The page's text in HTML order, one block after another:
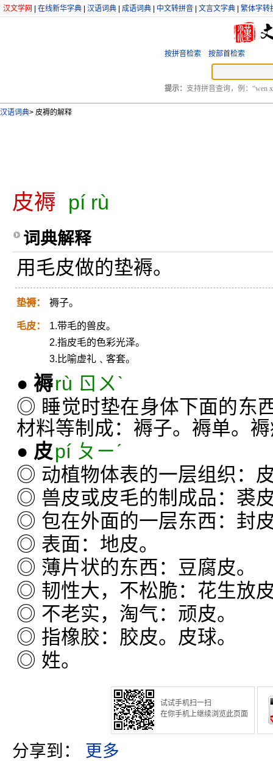
汉文学网 在线新华字典 汉语词典 成语词典 中文转拼音 文言文字典 繁体字转
按拼音检索 按部首检索
提示： 支持拼音查询，例：“wen
汉语词典> 皮褥的解释
皮褥 pí rù
词典解释
用毛皮做的垫褥。
垫褥： 褥子。
毛皮：
1.带毛的兽皮。
2.指皮毛的色彩光泽。
3.比喻虚礼﹑客套。
● 褥rù ㄖㄨˋ
◎ 睡觉时垫在身体下面的东
材料等制成：褥子。褥单。
● 皮pí ㄆㄧˊ
◎ 动植物体表的一层组织：
◎ 兽皮或皮毛的制成品：裘
◎ 包在外面的一层东西：封
◎ 表面：地皮。
◎ 薄片状的东西：豆腐皮。
◎ 韧性大，不松脆：花生放
◎ 不老实，淘气：顽皮。
◎ 指橡胶：胶皮。皮球。
◎ 姓。
试试手机扫一扫
在你手机上继续浏览此页面
分享到： 更多